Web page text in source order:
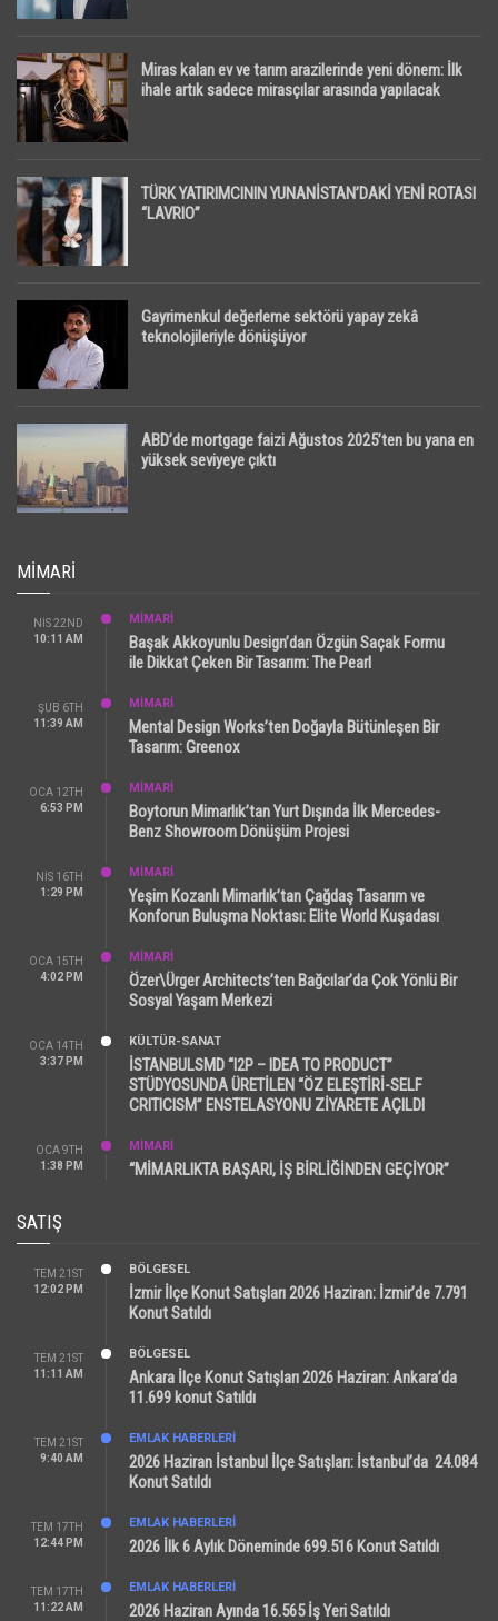
Miras kalan ev ve tarım arazilerinde yeni dönem: İlk
ihale artık sadece mirasçılar arasında yapılacak
TÜRK YATIRIMCININ YUNANİSTAN’DAKİ YENİ ROTASI
“LAVRIO”
Gayrimenkul değerleme sektörü yapay zekâ
teknolojileriyle dönüşüyor
ABD’de mortgage faizi Ağustos 2025’ten bu yana en
yüksek seviyeye çıktı
MIMARI
NIS 22ND
10:11 AM
MİMARİ
Başak Akkoyunlu Design’dan Özgün Saçak Formu
ile Dikkat Çeken Bir Tasarım: The Pearl
ŞUB 6TH
11:39 AM
MİMARİ
Mental Design Works’ten Doğayla Bütünleşen Bir
Tasarım: Greenox
OCA 12TH
6:53 PM
MİMARİ
Boytorun Mimarlık’tan Yurt Dışında İlk Mercedes-
Benz Showroom Dönüşüm Projesi
NIS 16TH
1:29 PM
MİMARİ
Yeşim Kozanlı Mimarlık’tan Çağdaş Tasarım ve
Konforun Buluşma Noktası: Elite World Kuşadası
OCA 15TH
4:02 PM
MİMARİ
Özer\Ürger Architects’ten Bağcılar’da Çok Yönlü Bir
Sosyal Yaşam Merkezi
OCA 14TH
3:37 PM
KÜLTÜR-SANAT
İSTANBULSMD “I2P – IDEA TO PRODUCT”
STÜDYOSUNDA ÜRETİLEN “ÖZ ELEŞTİRİ-SELF
CRITICISM” ENSTELASYONU ZİYARETE AÇILDI
OCA 9TH
1:38 PM
MİMARİ
“MİMARLIKTA BAŞARI, İŞ BİRLİĞİNDEN GEÇİYOR”
SATIŞ
TEM 21ST
12:02 PM
BÖLGESEL
İzmir İlçe Konut Satışları 2026 Haziran: İzmir’de 7.791
Konut Satıldı
TEM 21ST
11:11 AM
BÖLGESEL
Ankara İlçe Konut Satışları 2026 Haziran: Ankara’da
11.699 konut Satıldı
TEM 21ST
9:40 AM
EMLAK HABERLERI
2026 Haziran İstanbul İlçe Satışları: İstanbul’da 24.084
Konut Satıldı
TEM 17TH
12:44 PM
EMLAK HABERLERI
2026 İlk 6 Aylık Döneminde 699.516 Konut Satıldı
TEM 17TH
11:22 AM
EMLAK HABERLERI
2026 Haziran Ayında 16.565 İş Yeri Satıldı